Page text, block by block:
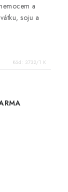
a
soju a
Kód: 3732/1 K